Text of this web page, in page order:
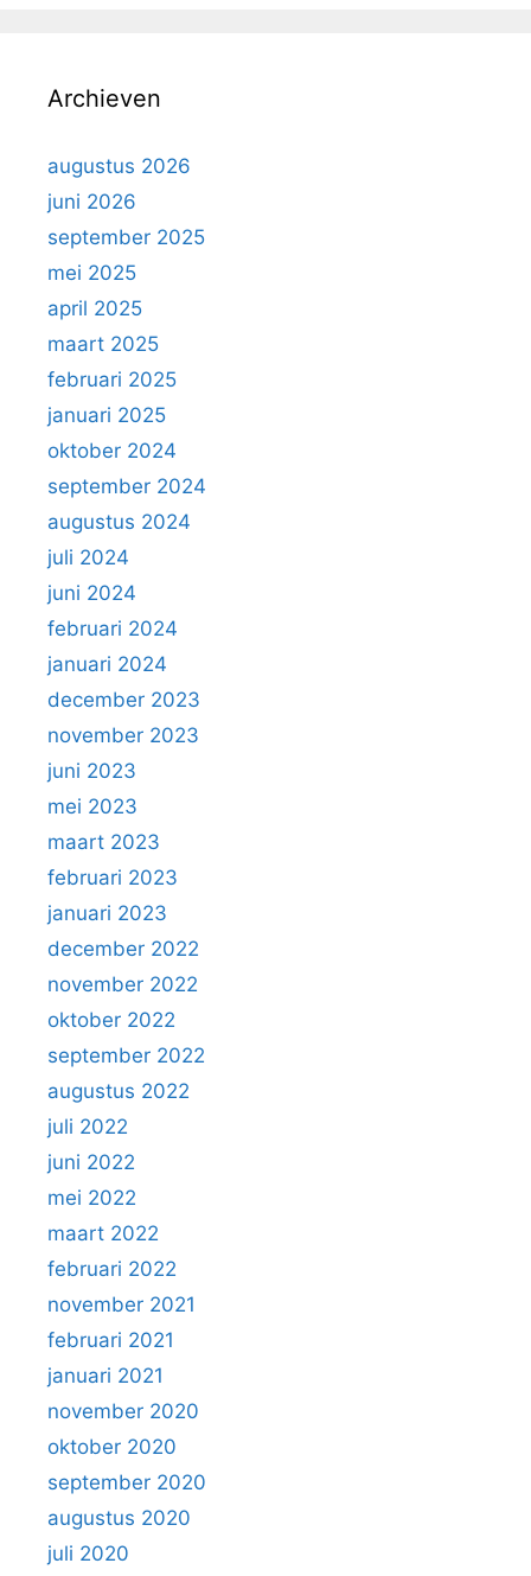
Archieven
augustus 2026
juni 2026
september 2025
mei 2025
april 2025
maart 2025
februari 2025
januari 2025
oktober 2024
september 2024
augustus 2024
juli 2024
juni 2024
februari 2024
januari 2024
december 2023
november 2023
juni 2023
mei 2023
maart 2023
februari 2023
januari 2023
december 2022
november 2022
oktober 2022
september 2022
augustus 2022
juli 2022
juni 2022
mei 2022
maart 2022
februari 2022
november 2021
februari 2021
januari 2021
november 2020
oktober 2020
september 2020
augustus 2020
juli 2020